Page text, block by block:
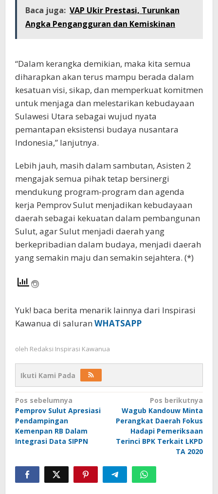
Baca juga: VAP Ukir Prestasi, Turunkan
Angka Pengangguran dan Kemiskinan
“Dalam kerangka demikian, maka kita semua
diharapkan akan terus mampu berada dalam
kesatuan visi, sikap, dan memperkuat komitmen
untuk menjaga dan melestarikan kebudayaan
Sulawesi Utara sebagai wujud nyata
pemantapan eksistensi budaya nusantara
Indonesia,” lanjutnya.
Lebih jauh, masih dalam sambutan, Asisten 2
mengajak semua pihak tetap bersinergi
mendukung program-program dan agenda
kerja Pemprov Sulut menjadikan kebudayaan
daerah sebagai kekuatan dalam pembangunan
Sulut, agar Sulut menjadi daerah yang
berkepribadian dalam budaya, menjadi daerah
yang semakin maju dan semakin sejahtera. (*)
Yuk! baca berita menarik lainnya dari Inspirasi
Kawanua di saluran WHATSAPP
oleh Redaksi Inspirasi Kawanua
Ikuti Kami Pada
Navigasi
pos
Pos sebelumnya
Pemprov Sulut Apresiasi
Pendampingan
Kemenpan RB Dalam
Integrasi Data SIPPN
Pos berikutnya
Wagub Kandouw Minta
Perangkat Daerah Fokus
Hadapi Pemeriksaan
Terinci BPK Terkait LKPD
TA 2020